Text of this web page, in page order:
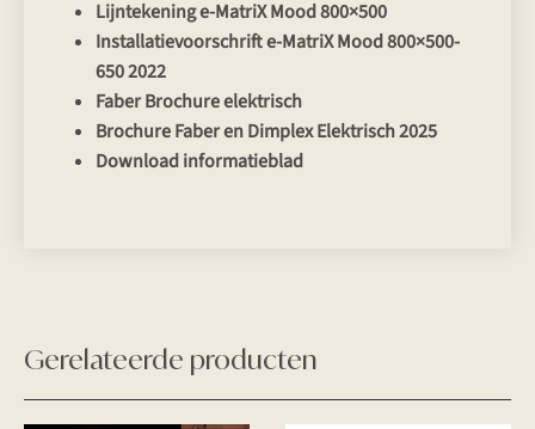
Lijntekening e-MatriX Mood 800×500
Installatievoorschrift e-MatriX Mood 800×500-
650 2022
Faber Brochure elektrisch
Brochure Faber en Dimplex Elektrisch 2025
Download informatieblad
Gerelateerde producten